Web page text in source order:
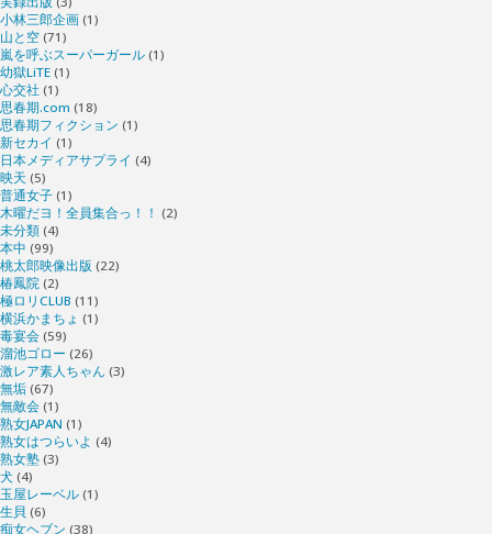
小林三郎企画 (1)
山と空 (71)
嵐を呼ぶスーパーガール (1)
幼獄LiTE (1)
心交社 (1)
思春期.com (18)
思春期フィクション (1)
新セカイ (1)
日本メディアサプライ (4)
映天 (5)
普通女子 (1)
木曜だヨ！全員集合っ！！ (2)
未分類 (4)
本中 (99)
桃太郎映像出版 (22)
椿鳳院 (2)
極ロリCLUB (11)
横浜かまちょ (1)
毒宴会 (59)
溜池ゴロー (26)
激レア素人ちゃん (3)
無垢 (67)
無敵会 (1)
熟女JAPAN (1)
熟女はつらいよ (4)
熟女塾 (3)
犬 (4)
玉屋レーベル (1)
生貝 (6)
痴女ヘブン (38)